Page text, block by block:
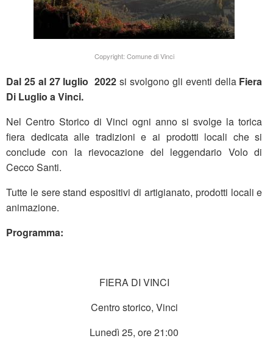
Copyright: Comune di Vinci
Dal 25 al 27 luglio 2022 si svolgono gli eventi dellaFiera
Di Luglio a Vinci.
Nel Centro Storico di Vinci ogni anno si svolge la torica
fiera dedicata alle tradizioni e ai prodotti locali che si
conclude con la rievocazione del leggendario Volo di
Cecco Santi.
Tutte le sere stand espositivi di artigianato, prodotti locali e
animazione.
Programma:
FIERA DI VINCI
Centro storico, Vinci
Lunedì 25, ore 21:00